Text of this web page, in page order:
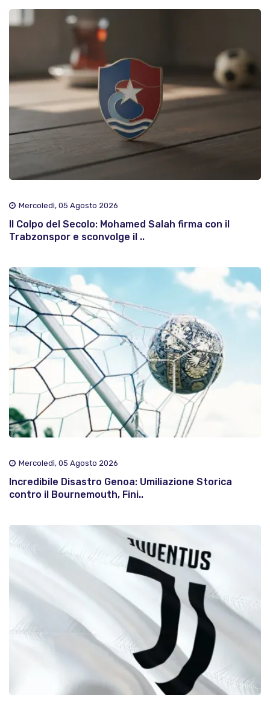
Mercoledì, 05 Agosto 2026
Il Colpo del Secolo: Mohamed Salah firma con il
Trabzonspor e sconvolge il ..
Mercoledì, 05 Agosto 2026
Incredibile Disastro Genoa: Umiliazione Storica
contro il Bournemouth, Fini..